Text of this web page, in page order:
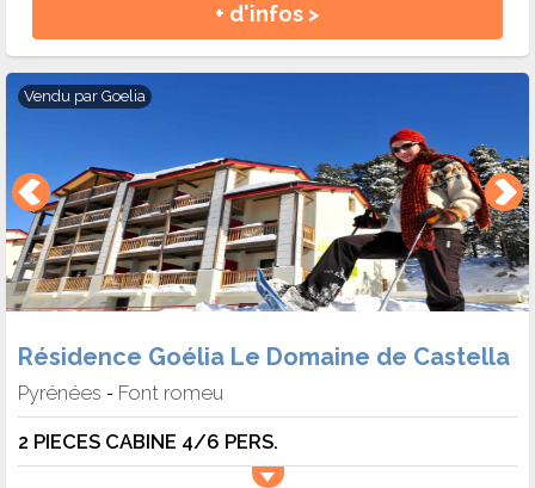
+ d'infos >
Vendu par Goelia
Résidence Goélia Le Domaine de Castella
Pyrénées - Font romeu
2 PIECES CABINE 4/6 PERS.